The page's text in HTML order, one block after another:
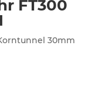
FT300
30mm